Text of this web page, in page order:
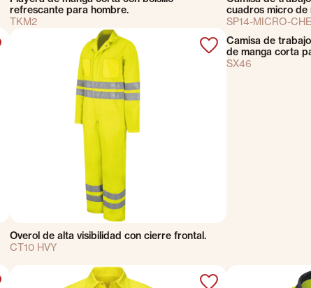
refrescante para hombre.
TKM2
cuadros micro de
SP14-MICRO-
Overol de alta visibilidad con cierre frontal.
CT10 HVY
Camisa de
de manga corta
SX46